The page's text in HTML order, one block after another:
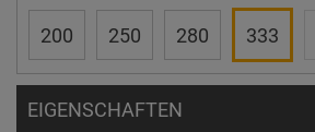
200 250 280 333
EIGENSCHAFTEN